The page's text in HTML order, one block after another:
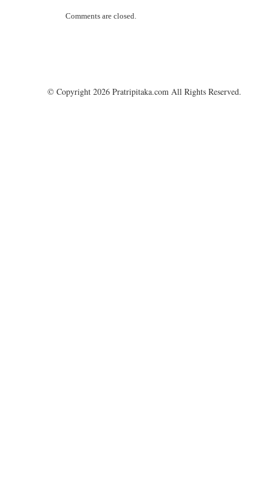
Comments are closed.
© Copyright 2026 Pratripitaka.com All Rights Reserved.